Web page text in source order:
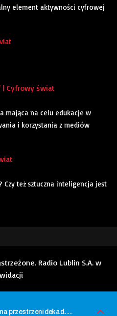
element aktywności cyfrowej
| Cyfrowy świat
mająca na celu edukacje w
i korzystania z mediów
Czy też sztuczna inteligencja jest
Radio Lublin S.A. w
C
yfrowy świat – jak na przestrzeni dekady zmienił się Internet?